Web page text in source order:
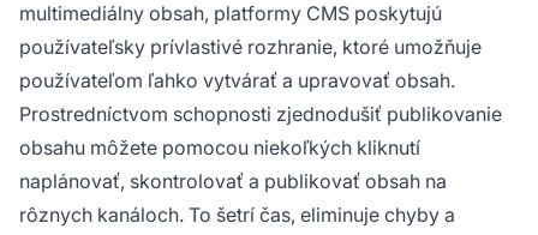
multimediálny obsah, platformy CMS poskytujú
používateľsky prívlastivé rozhranie, ktoré umožňuje
používateľom ľahko vytvárať a upravovať obsah.
Prostredníctvom schopnosti zjednodušiť publikovanie
obsahu môžete pomocou niekoľkých kliknutí
naplánovať, skontrolovať a publikovať obsah na
rôznych kanáloch. To šetrí čas, eliminuje chyby a